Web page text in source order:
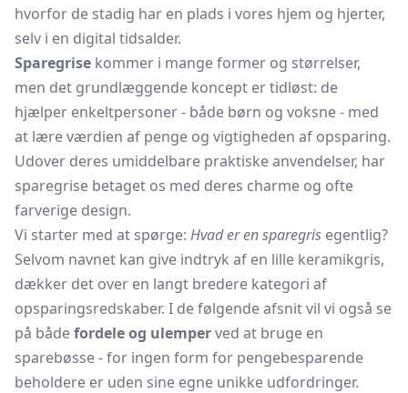
hvorfor de stadig har en plads i vores hjem og hjerter,
selv i en digital tidsalder.
Sparegrise kommer i mange former og størrelser,
men det grundlæggende koncept er tidløst: de
hjælper enkeltpersoner - både børn og voksne - med
at lære værdien af penge og vigtigheden af opsparing.
Udover deres umiddelbare praktiske anvendelser, har
sparegrise betaget os med deres charme og ofte
farverige design.
Vi starter med at spørge: Hvad er en sparegris egentlig?
Selvom navnet kan give indtryk af en lille keramikgris,
dækker det over en langt bredere kategori af
opsparingsredskaber. I de følgende afsnit vil vi også se
på bådefordele og ulemperved at bruge en
sparebøsse- for ingen form for pengebesparende
beholdere er uden sine egne unikke udfordringer.